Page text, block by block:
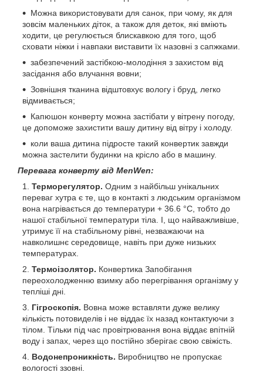
Можна використовувати для санок, при чому, як для
зовсім маленьких діток, а також для деток, які вміють
ходити, це регулюється блискавкою для того, щоб
сховати ніжки і навпаки виставити їх назовні з сапжками.
забезпечений застібкою-молодіння з захистом від
засідання або влучання вовни;
Зовнішня тканина відштовхує вологу і бруд, легко
відмивається;
Капюшон конверту можна застібати у вітрену погоду,
це допоможе захистити вашу дитину від вітру і холоду.
коли ваша дитина підросте такий конвертик завжди
можна застелити будинки на крісло або в машину.
Перевага конверту від MenWen:
Терморегулятор. Одним з найбільш унікальних
переваг хутра є те, що в контакті з людським організмом
вона нагрівається до температури + 36.6 °C, тобто до
нашої стабільної температури тіла. І, що найважливіше,
утримує її на стабільному рівні, незважаючи на
навколишнє середовище, навіть при дуже низьких
температурах.
Термоізолятор. Конвертика Запобігання
переохолодженню взимку або перегрівання організму у
тепліші дні.
Гігроскопія. Вовна може вставляти дуже велику
кількість потовиделів і не віддає їх назад контактуючи з
тілом. Тільки під час провітрювання вона віддає впітній
воду і запах, через що постійно зберігає свою свіжість.
Водонепроникність. Виробництво не пропускає
вологості ззовні.